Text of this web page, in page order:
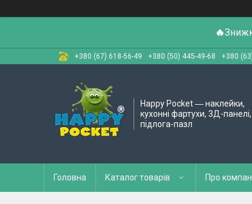
🔥
+380 (67) 618-56-49 +380 (50) 445-49-68 +380
Happy Pocket ― наклейки,
кухонні фартухи, 3Д-панелі,
підлога-пазл
Головна Каталог товарів Про